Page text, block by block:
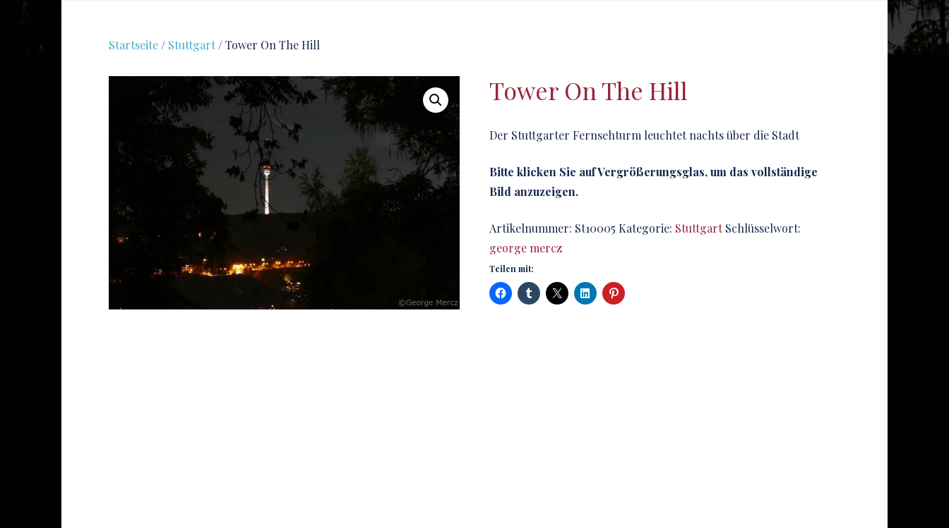
Startseite / Stuttgart / Tower On The Hill
Tower On The Hill
Der Stuttgarter Fernsehturm leuchtet nachts über die Stadt
Bitte klicken Sie auf Vergrößerungsglas, um das vollständige
Bild anzuzeigen.
Artikelnummer: St10005 Kategorie: Stuttgart Schlüsselwort:
george mercz
Teilen mit: